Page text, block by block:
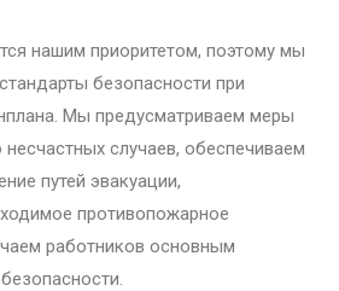
нашим приоритетом, поэтому мы
безопасности при
Мы предусматриваем меры
случаев, обеспечиваем
путей эвакуации,
противопожарное
работников основным